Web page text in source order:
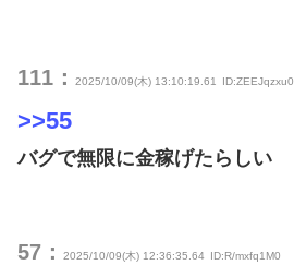
111： 2025/10/09(木) 13:10:19.61 ID:ZEEJqzxu0
>>55
バグで無限に金稼げたらしい
57： 2025/10/09(木) 12:36:35.64 ID:R/mxfq1M0